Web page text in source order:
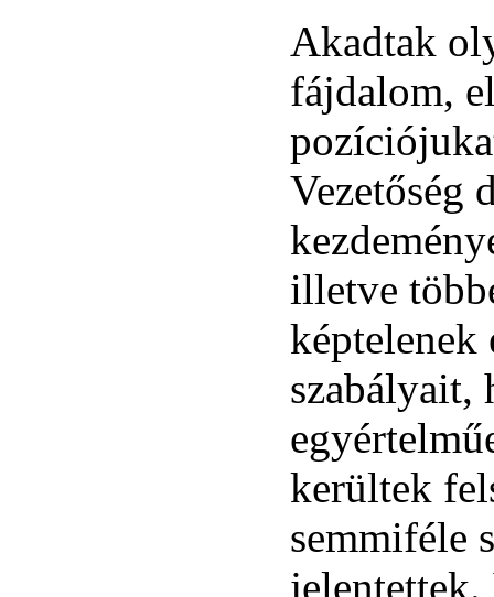
Akadtak
fájdalom,
Vezetőség
illetve
képtelenek
szabályait,
kerültek
semmiféle
jelentettek.